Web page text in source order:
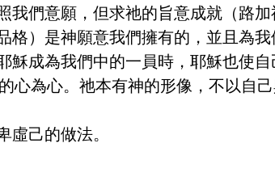
們意願，但求祂的旨意成就（路加
格）是神願意我們擁有的，並且為
成為我們中的一員時，耶穌也使自
心為心。祂本有神的形像，不以自
己的做法。